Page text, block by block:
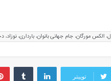
الکس مورگان، جام جهانی بانوان، بارداری، نوزاد،
توییتر
لینکداینتامبلر